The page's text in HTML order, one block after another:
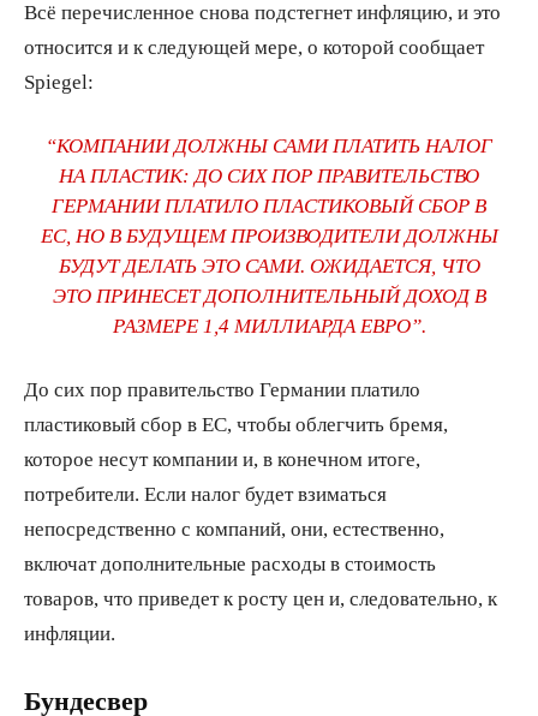
Всё перечисленное снова подстегнет инфляцию, и это
относится и к следующей мере, о которой сообщает
Spiegel:
“КОМПАНИИ ДОЛЖНЫ САМИ ПЛАТИТЬ НАЛОГ
НА ПЛАСТИК: ДО СИХ ПОР ПРАВИТЕЛЬСТВО
ГЕРМАНИИ ПЛАТИЛО ПЛАСТИКОВЫЙ СБОР В
ЕС, НО В БУДУЩЕМ ПРОИЗВОДИТЕЛИ ДОЛЖНЫ
БУДУТ ДЕЛАТЬ ЭТО САМИ. ОЖИДАЕТСЯ, ЧТО
ЭТО ПРИНЕСЕТ ДОПОЛНИТЕЛЬНЫЙ ДОХОД В
РАЗМЕРЕ 1,4 МИЛЛИАРДА ЕВРО”.
До сих пор правительство Германии платило
пластиковый сбор в ЕС, чтобы облегчить бремя,
которое несут компании и, в конечном итоге,
потребители. Если налог будет взиматься
непосредственно с компаний, они, естественно,
включат дополнительные расходы в стоимость
товаров, что приведет к росту цен и, следовательно, к
инфляции.
Бундесвер